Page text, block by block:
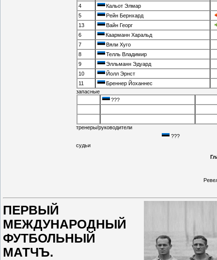
4
Кальот Элмар
5
Рейн Бернхард
13
Вайн Георг
6
Каарманн Харальд
7
Вяли Хуго
8
Телль Владимир
9
Элльманн Эдуард
10
Йолл Эрнст
11
Бреннер Йоханнес
запасные
???
тренеры/руководители
???
судьи
ПЕРВЫЙ
МЕЖДУНАРОДНЫЙ
ФУТБОЛЬНЫЙ
МАТЧЪ.